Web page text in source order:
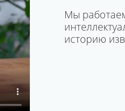
Мы
историю